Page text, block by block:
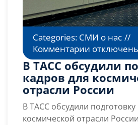
Categories: СМИ о нас //
Комментарии к
записи
В
ТАСС
обсудили
подготовку
кадров
В ТАСС обсудили
кадров для
отрасли России
В ТАСС обсудили подготовку
космической отрасли России